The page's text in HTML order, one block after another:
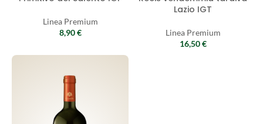
Linea Premium
8,90€
Lazio IGT
Linea Premium
16,50€